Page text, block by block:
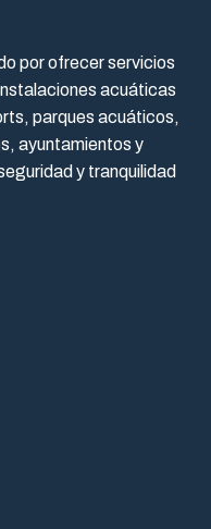
por ofrecer servicios
acuáticas
parques acuáticos,
ayuntamientos y
y tranquilidad